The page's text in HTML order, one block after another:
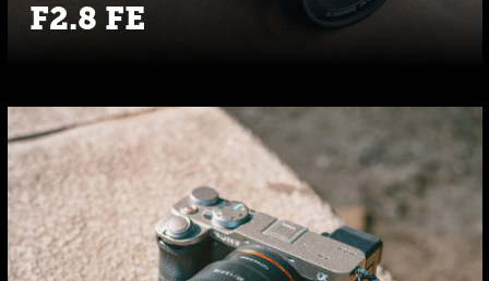
F2.8 FE